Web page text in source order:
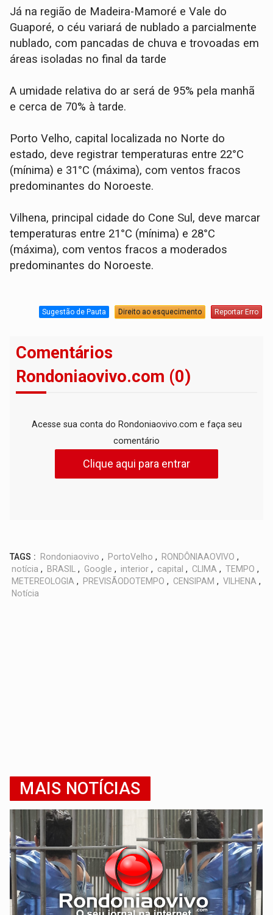
Já na região de Madeira-Mamoré e Vale do
Guaporé, o céu variará de nublado a parcialmente
nublado, com pancadas de chuva e trovoadas em
áreas isoladas no final da tarde
A umidade relativa do ar será de 95% pela manhã
e cerca de 70% à tarde.
Porto Velho, capital localizada no Norte do
estado, deve registrar temperaturas entre 22°C
(mínima) e 31°C (máxima), com ventos fracos
predominantes do Noroeste.
Vilhena, principal cidade do Cone Sul, deve marcar
temperaturas entre 21°C (mínima) e 28°C
(máxima), com ventos fracos a moderados
predominantes do Noroeste.
Sugestão de Pauta Direito ao esquecimento Reportar Erro
Comentários
Rondoniaovivo.com (0)
Acesse sua conta do Rondoniaovivo.com e faça seu
comentário
Clique aqui para entrar
TAGS : Rondoniaovivo , PortoVelho , RONDÔNIAAOVIVO ,
notícia , BRASIL , Google , interior , capital , CLIMA , TEMPO ,
METEREOLOGIA , PREVISÃODOTEMPO , CENSIPAM , VILHENA ,
Notícia
MAIS NOTÍCIAS